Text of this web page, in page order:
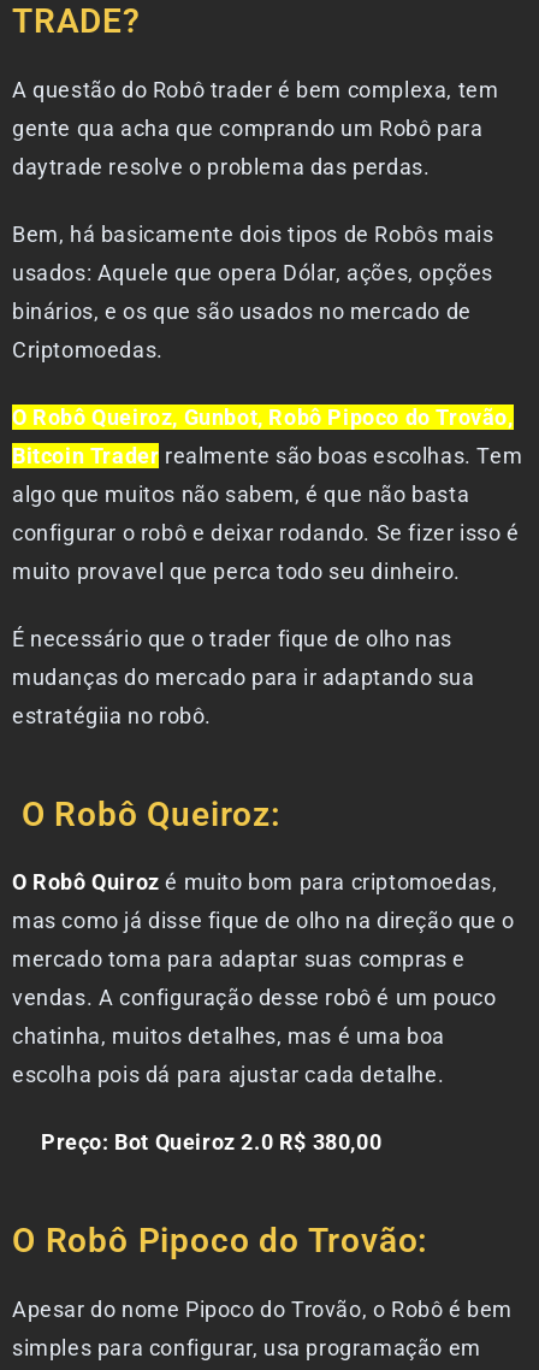
TRADE?
A questão do Robô trader é bem complexa, tem
gente qua acha que comprando um Robô para
daytrade resolve o problema das perdas.
Bem, há basicamente dois tipos de Robôs mais
usados: Aquele que opera Dólar, ações, opções
binários, e os que são usados no mercado de
Criptomoedas.
O Robô Queiroz, Gunbot, Robô Pipoco do Trovão,
Bitcoin Trader realmente são boas escolhas. Tem
algo que muitos não sabem, é que não basta
configurar o robô e deixar rodando. Se fizer isso é
muito provavel que perca todo seu dinheiro.
É necessário que o trader fique de olho nas
mudanças do mercado para ir adaptando sua
estratégiia no robô.
O Robô Queiroz:
O Robô Quiroz é muito bom para criptomoedas,
mas como já disse fique de olho na direção que o
mercado toma para adaptar suas compras e
vendas. A configuração desse robô é um pouco
chatinha, muitos detalhes, mas é uma boa
escolha pois dá para ajustar cada detalhe.
Preço: Bot Queiroz 2.0 R$ 380,00
O Robô Pipoco do Trovão:
Apesar do nome Pipoco do Trovão, o Robô é bem
simples para configurar, usa programação em